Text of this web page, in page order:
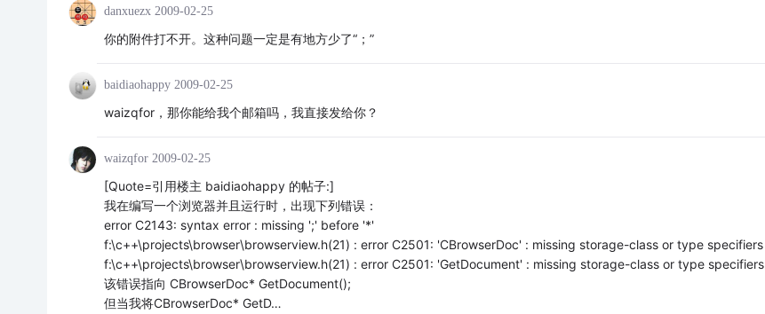
danxuezx 2009-02-25
你的附件打不开。这种问题一定是有地方少了“；”
baidiaohappy 2009-02-25
waizqfor，那你能给我个邮箱吗，我直接发给你？
waizqfor 2009-02-25
[Quote=引用楼主 baidiaohappy 的帖子:]
我在编写一个浏览器并且运行时，出现下列错误：
error C2143: syntax error : missing ';' before '*'
f:\c++\projects\browser\browserview.h(21) : error C2501: 'CBrowserDoc' : missing storage-class or type specifiers
f:\c++\projects\browser\browserview.h(21) : error C2501: 'GetDocument' : missing storage-class or type specifiers
该错误指向 CBrowserDoc* GetDocument();
但当我将CBrowserDoc* GetD…